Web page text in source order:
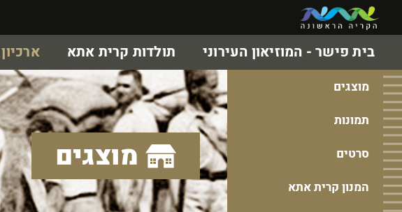
בית פישר - המוזיאון העירוני תולדות קרית אתא ארכיון
מוצגים
תמונות
סרטים
המנון קרית אתא
מוצגים